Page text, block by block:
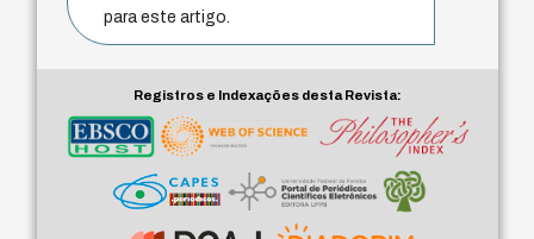
para este artigo.
Registros e Indexações desta Revista: